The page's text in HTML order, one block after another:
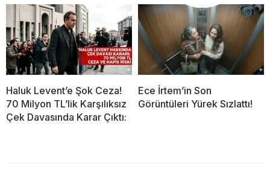
Haluk Levent’e Şok Ceza!
70 Milyon TL’lik Karşılıksız
Çek Davasında Karar Çıktı:
Ece İrtem’in Son
Görüntüleri Yürek Sızlattı!